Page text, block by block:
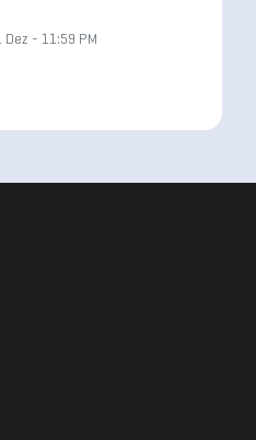
Dez - 11:59 PM